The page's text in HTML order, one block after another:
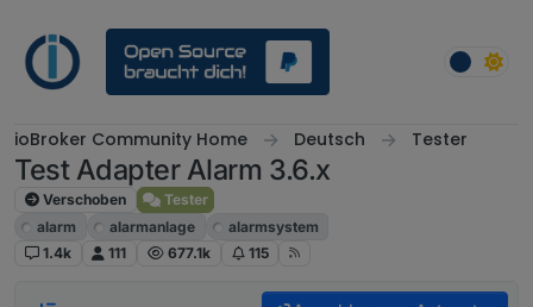
ioBroker Community Home Deutsch Tester
Test Adapter Alarm 3.6.x
Verschoben
Tester
alarm
alarmanlage
alarmsystem
1.4k
111 677.1k 115